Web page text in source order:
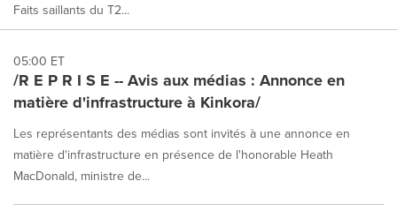
Faits saillants du T2...
05:00 ET
/R E P R I S E -- Avis aux médias : Annonce en
matière d'infrastructure à Kinkora/
Les représentants des médias sont invités à une annonce en
matière d'infrastructure en présence de l'honorable Heath
MacDonald, ministre de...